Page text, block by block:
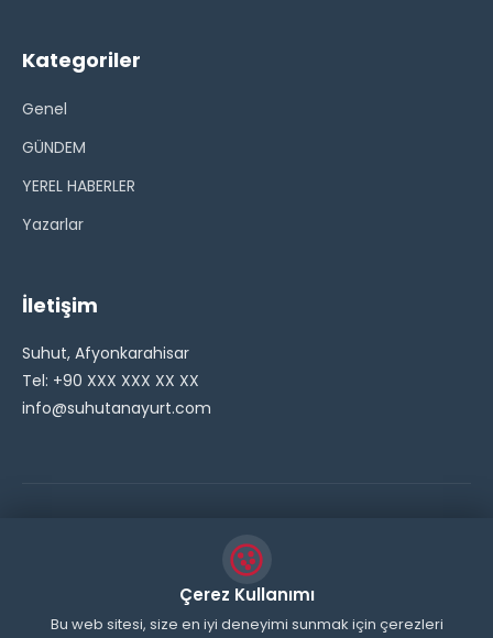
Kategoriler
Genel
GÜNDEM
YEREL HABERLER
Yazarlar
İletişim
Suhut, Afyonkarahisar
Tel: +90 XXX XXX XX XX
info@suhutanayurt.com
Çerez Kullanımı
Bu web sitesi, size en iyi deneyimi sunmak için çerezleri
// Side Widget Resim Fix (Dosya önbelleğini aşmak için
inline ekliyoruz) function suhut_widget_image_fix() {